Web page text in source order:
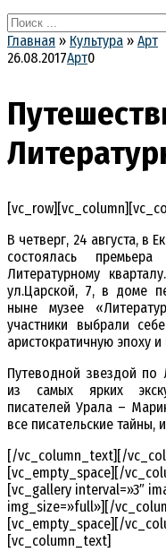
Search
for:
Главная » Культура » Арт
26.08.2017Арт0
В четверг, 24 августа, в
состоялась
Литературному
ул.Царской, 7, в доме
ныне музее
участники выбрали
аристократичную эпоху
Путеводной звездой по
из самых ярких
писателей Урала –
все писательские тайны,
[/vc_column_text][/
[vc_empty_space][/
[vc_gallery interval=»3″
img_size=»full»][/
[vc_empty_space][/
[vc_column_text]